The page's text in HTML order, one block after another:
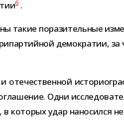
6.
такие пора­зи­тель­ные
демо­кра­тии, за
оте­че­ствен­ной
Одни
в кото­рых удар нано­сился